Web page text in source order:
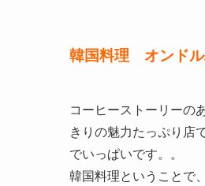
韓国料理 オンドル
コーヒーストーリーの
きりの魅力たっぷり店
でいっぱいです。。
韓国料理ということで